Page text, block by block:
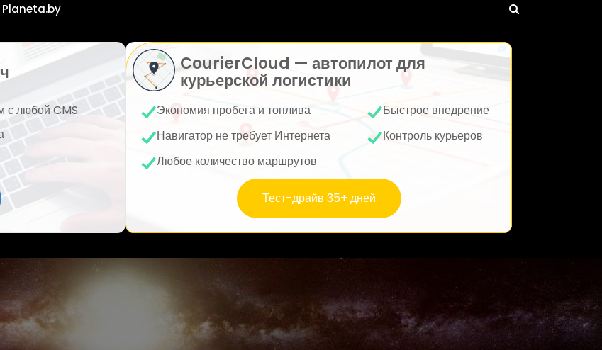
Planeta.by
с любой CMS
CourierCloud — автопилот для
курьерской логистики
Экономия пробега и топлива
Быстрое внедрение
Навигатор не требует Интернета
Контроль курьеров
Любое количество маршрутов
Тест-драйв 35+ дней